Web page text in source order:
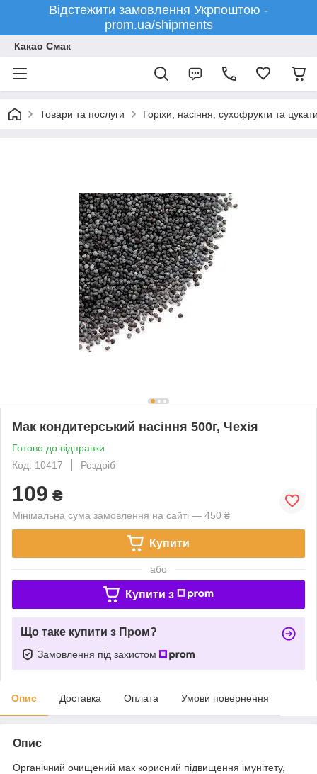
Відстежити замовлення Укрпоштою -
prom.ua/shipments
Какао Смак
Товари та послуги Горіхи, насіння, сухофрукти та
Мак кондитерський насіння 500г, Чехія
Готово до відправки
Код: 10417
Роздріб
109 ₴
Мінімальна сума замовлення на сайті — 450 ₴
Купити
або
Купити з
Що таке купити з Пром?
Замовлення під захистом
Опис Доставка Оплата Умови повернення
Опис
Органічний очищений мак корисний підвищення імунітету,